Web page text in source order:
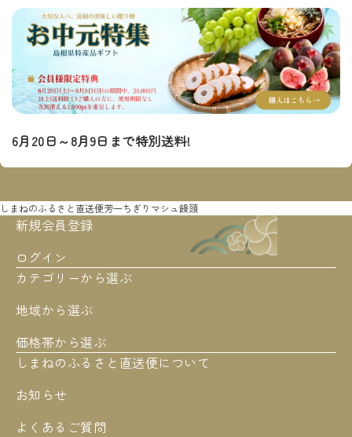
6月20日～8月9日まで特別送料!
しまねのふるさと直送便芳一ちぎりマシュ饅頭
カテゴリーから選ぶ
地域から選ぶ
価格帯から選ぶ
新規会員登録
ログイン
しまねのふるさと直送便について
お知らせ
よくあるご質問